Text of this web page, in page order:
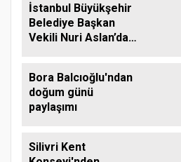
İstanbul Büyükşehir
Belediye Başkan
Vekili Nuri Aslan’dan
Bora Balcıoğlu'ndan
doğum günü
paylaşımı
Silivri Kent